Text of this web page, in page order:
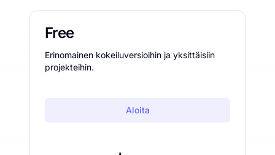
Free
Erinomainen kokeiluversioihin ja yksittäisiin
projekteihin.
Aloita